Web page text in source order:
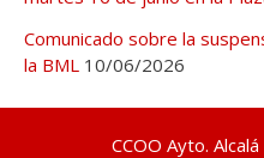
Comunicado sobre la
la BML 10/06/2026
CCOO Ayto.